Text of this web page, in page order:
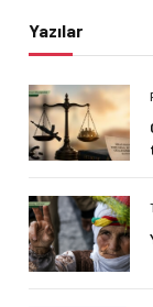
Yazılar